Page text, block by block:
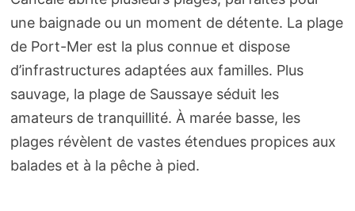
une baignade ou un moment de détente. La plage
de Port-Mer est la plus connue et dispose
d’infrastructures adaptées aux familles. Plus
sauvage, la plage de Saussaye séduit les
amateurs de tranquillité. À marée basse, les
plages révèlent de vastes étendues propices aux
balades et à la pêche à pied.